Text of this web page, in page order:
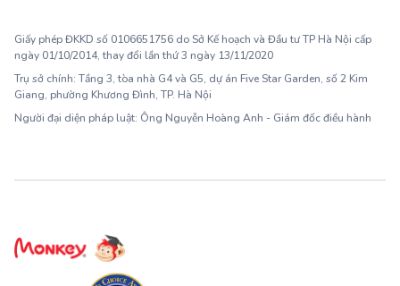
Giấy phép ĐKKD số 0106651756 do Sở Kế hoạch và Đầu tư TP Hà Nội cấp
ngày 01/10/2014, thay đổi lần thứ 3 ngày 13/11/2020
Trụ sở chính: Tầng 3, tòa nhà G4 và G5, dự án Five Star Garden, số 2 Kim
Giang, phường Khương Đình, TP. Hà Nội
Người đại diện pháp luật: Ông Nguyễn Hoàng Anh - Giám đốc điều hành